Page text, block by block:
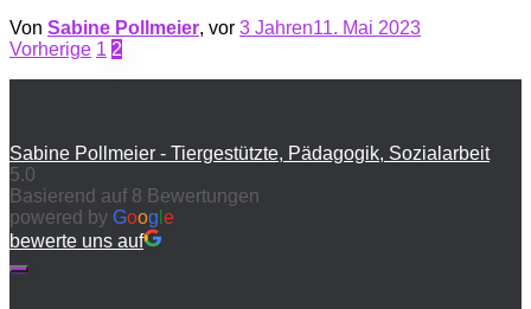
Von Sabine Pollmeier, vor 3 Jahren11. Mai 2023
Seitennummerierung
der
Vorherige 1 2
Sabine Pollmeier - Tiergestützte, Pädagogik, Sozialarbeit
5.0
Basierend auf 8 Bewertungen
powered by Goog e
bewerte uns auf